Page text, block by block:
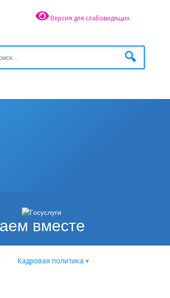
Версия для слабовидящих
вместе
Кадровая политика